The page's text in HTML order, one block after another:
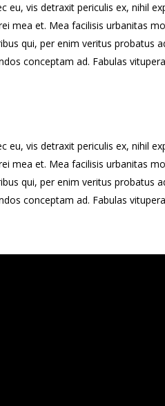
eu, vis detraxit periculis ex, nihil
mea et. Mea facilisis urbanitas
qui, per enim veritus probatus
conceptam ad. Fabulas
eu, vis detraxit periculis ex, nihil
mea et. Mea facilisis urbanitas
qui, per enim veritus probatus
conceptam ad. Fabulas